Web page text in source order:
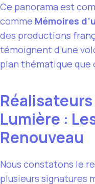
Ce panorama est
comme Mémoires
des productions
témoignent d’une
plan thématique que
Lumière :
Renouveau
Nous constatons le
plusieurs signatures